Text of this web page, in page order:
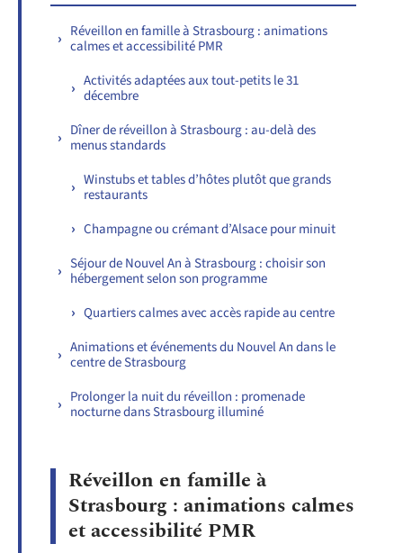
Réveillon en famille à Strasbourg : animations
calmes et accessibilité PMR
Activités adaptées aux tout-petits le 31
décembre
Dîner de réveillon à Strasbourg : au-delà des
menus standards
Winstubs et tables d’hôtes plutôt que grands
restaurants
Champagne ou crémant d’Alsace pour minuit
Séjour de Nouvel An à Strasbourg : choisir son
hébergement selon son programme
Quartiers calmes avec accès rapide au centre
Animations et événements du Nouvel An dans le
centre de Strasbourg
Prolonger la nuit du réveillon : promenade
nocturne dans Strasbourg illuminé
Réveillon en famille à
Strasbourg : animations calmes
et accessibilité PMR